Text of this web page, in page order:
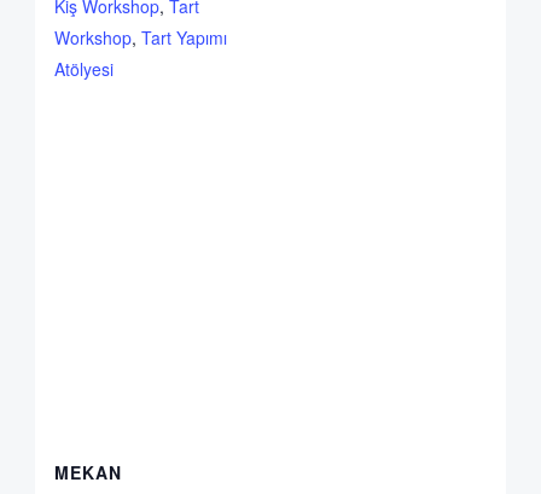
Kiş Workshop, Tart
Workshop, Tart Yapımı
Atölyesi
MEKAN